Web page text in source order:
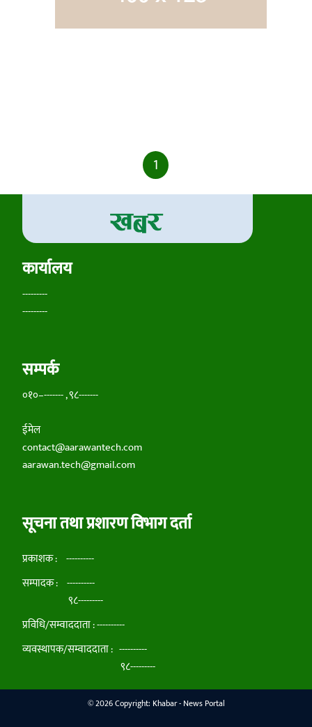
1
कार्यालय
---------
---------
सम्पर्क
०१०–------- , ९८-------
ईमेल
contact@aarawantech.com
aarawan.tech@gmail.com
सूचना तथा प्रशारण विभाग दर्ता
प्रकाशक : ----------
सम्पादक : ----------
९८---------
प्रविधि/सम्वाददाता : ----------
व्यवस्थापक/सम्वाददाता : ----------
९८---------
©2026 Copyright: Khabar - News Portal